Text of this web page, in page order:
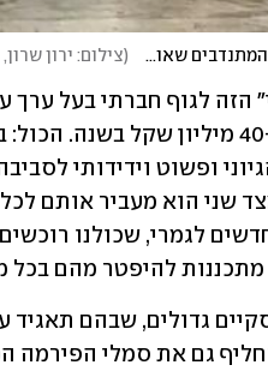
תחתונים, רהיטים וגם בתי ספר שלמים: המתנדבים שאוספים ומשנעים ציוד למפונים (צילום: ירון שרון, יח"צ
מתכננות להיפטר מהם בכל